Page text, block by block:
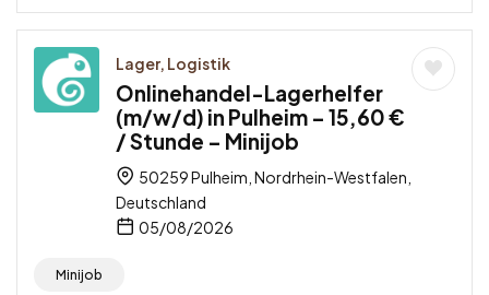
Lager, Logistik
Onlinehandel-Lagerhelfer
(m/w/d) in Pulheim – 15,60 €
/ Stunde – Minijob
50259 Pulheim, Nordrhein-Westfalen,
Deutschland
05/08/2026
Minijob